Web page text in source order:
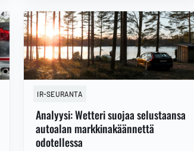
sekä Sijoittajan näkökulma Wetteristä.
IR-SEURANTA
Analyysi: Wetteri suojaa selustaansa
autoalan markkinakäännettä
odotellessa